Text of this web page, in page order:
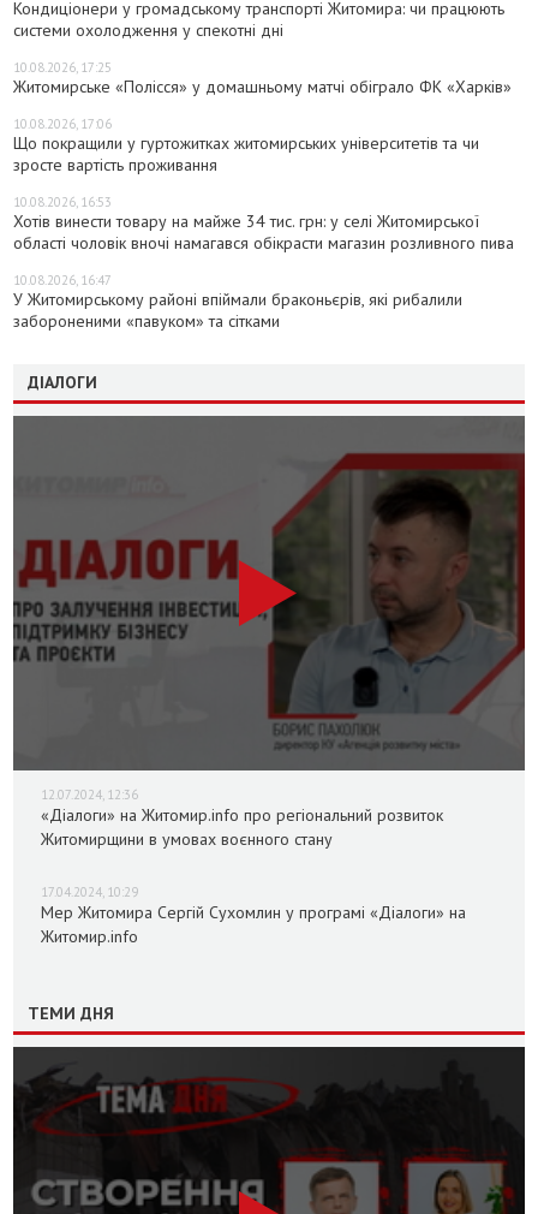
Кондиціонери у громадському транспорті Житомира: чи працюють
системи охолодження у спекотні дні
10.08.2026, 17:25
Житомирське «Полісся» у домашньому матчі обіграло ФК «Харків»
10.08.2026, 17:06
Що покращили у гуртожитках житомирських університетів та чи
зросте вартість проживання
10.08.2026, 16:53
Хотів винести товару на майже 34 тис. грн: у селі Житомирської
області чоловік вночі намагався обікрасти магазин розливного пива
10.08.2026, 16:47
У Житомирському районі впіймали браконьєрів, які рибалили
забороненими «павуком» та сітками
ДІАЛОГИ
12.07.2024, 12:36
«Діалоги» на Житомир.info про регіональний розвиток
Житомирщини в умовах воєнного стану
17.04.2024, 10:29
Мер Житомира Сергій Сухомлин у програмі «Діалоги» на
Житомир.info
ТЕМИ ДНЯ